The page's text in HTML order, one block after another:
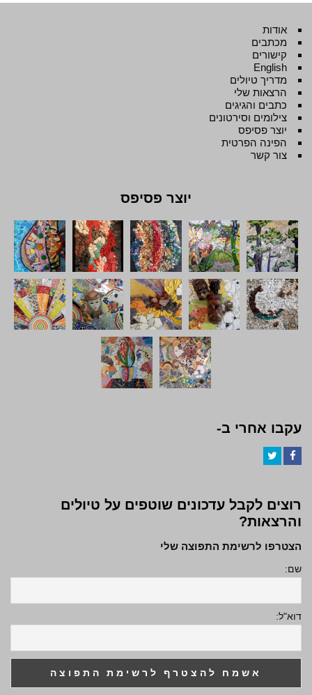
אודות
מכתבים
קישורים
English
מדריך טיולים
הרצאות שלי
כתבים והגיגים
צילומים וסירטונים
יוצר פסיפס
הפינה הפרטית
צור קשר
יוצר פסיפס
עקבו אחרי ב-
רוצים לקבל עדכונים שוטפים על טיולים
והרצאות?
הצטרפו לרשימת התפוצה שלי
שם:
דוא"ל: